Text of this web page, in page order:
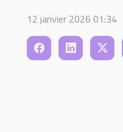
12 janvier 2026 01:34